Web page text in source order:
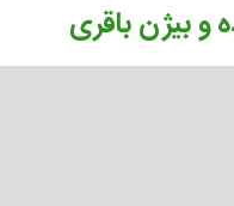
و بیژن باقری